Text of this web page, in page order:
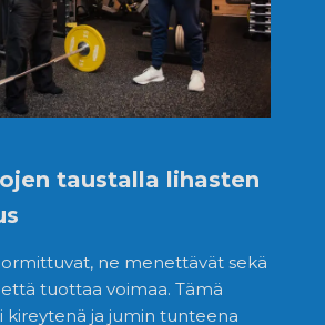
taustalla lihasten
ne menettävät sekä
tuottaa voimaa. Tämä
ja jumin tunteena